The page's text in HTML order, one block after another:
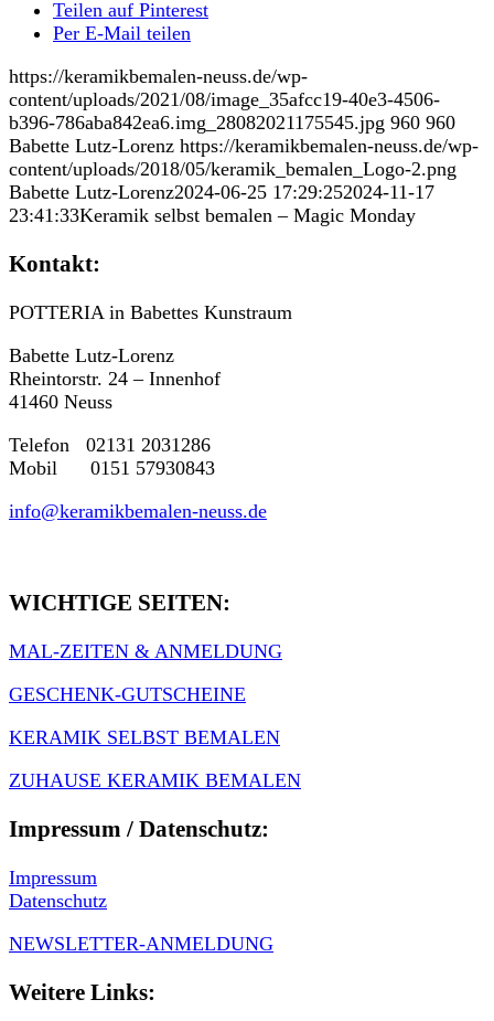
Teilen auf Pinterest
Per E-Mail teilen
https://keramikbemalen-neuss.de/wp-
content/uploads/2021/08/image_35afcc19-40e3-4506-
b396-786aba842ea6.img_28082021175545.jpg 960 960
Babette Lutz-Lorenz https://keramikbemalen-neuss.de/wp-
content/uploads/2018/05/keramik_bemalen_Logo-2.png
Babette Lutz-Lorenz2024-06-25 17:29:252024-11-17
23:41:33Keramik selbst bemalen – Magic Monday
Kontakt:
POTTERIA in Babettes Kunstraum
Babette Lutz-Lorenz
Rheintorstr. 24 – Innenhof
41460 Neuss
Telefon 02131 2031286
Mobil 0151 57930843
info@keramikbemalen-neuss.de
WICHTIGE SEITEN:
MAL-ZEITEN & ANMELDUNG
GESCHENK-GUTSCHEINE
KERAMIK SELBST BEMALEN
ZUHAUSE KERAMIK BEMALEN
Impressum / Datenschutz:
Impressum
Datenschutz
NEWSLETTER-ANMELDUNG
Weitere Links: